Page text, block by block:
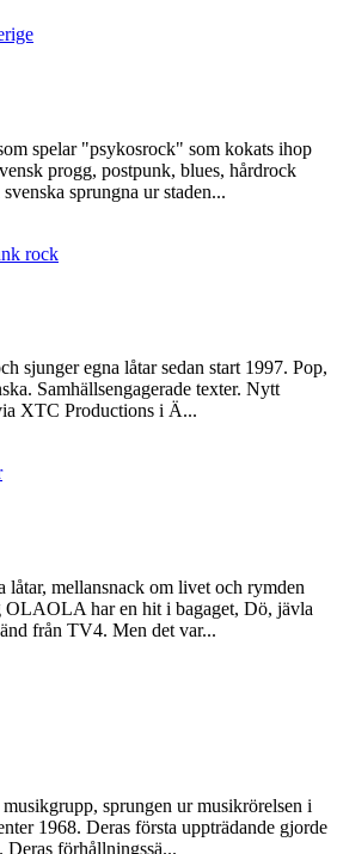
spelar "psykosrock" som kokats ihop
progg, postpunk, blues, hårdrock
sprungna ur staden...
rock
sjunger egna låtar sedan start 1997. Pop,
Samhällsengagerade texter. Nytt
XTC Productions i Ä...
mellansnack om livet och rymden
har en hit i bagaget, Dö, jävla
från TV4. Men det var...
sprungen ur musikrörelsen i
1968. Deras första uppträdande gjorde
Deras förhållningssä...